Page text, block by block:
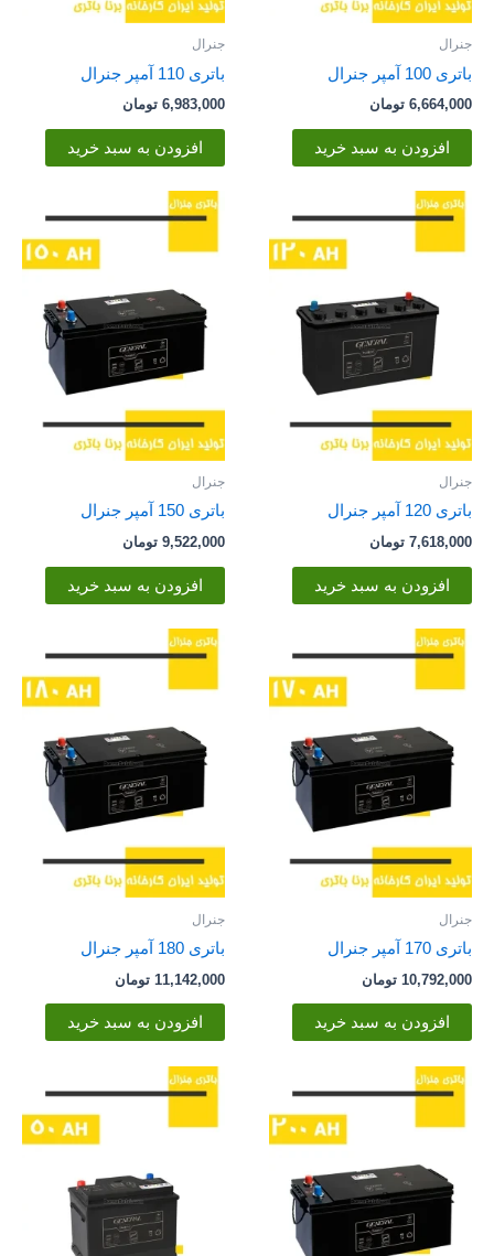
جنرال
باتری 100 آمپر جنرال
6,664,000 تومان
افزودن به سبد خرید
جنرال
باتری 110 آمپر جنرال
6,983,000 تومان
افزودن به سبد خرید
جنرال
باتری 120 آمپر جنرال
7,618,000 تومان
افزودن به سبد خرید
جنرال
باتری 150 آمپر جنرال
9,522,000 تومان
افزودن به سبد خرید
جنرال
باتری 170 آمپر جنرال
10,792,000 تومان
افزودن به سبد خرید
جنرال
باتری 180 آمپر جنرال
11,142,000 تومان
افزودن به سبد خرید